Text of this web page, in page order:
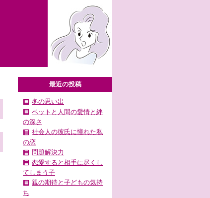
最近の投稿
冬の思い出
ペットと人間の愛情と絆
の深さ
社会人の彼氏に憧れた私
の恋
問題解決力
恋愛すると相手に尽くし
てしまう子
親の期待と子どもの気持
ち